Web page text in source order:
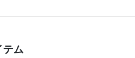
テム